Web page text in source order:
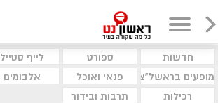
חדשות ספורט לייף סטייל
מופעים בראשל"צ
פנאי ואוכל אלבומים
רכילות
תרבות ובידור